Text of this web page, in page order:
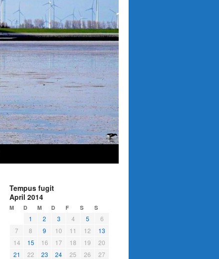
Tempus fugit
April 2014
M D M D F S S
1 2 3 4 5
6
7
8 9 10 11 12
13
14
15 16 17 18 19
20
21
22 23 24 25 26
27